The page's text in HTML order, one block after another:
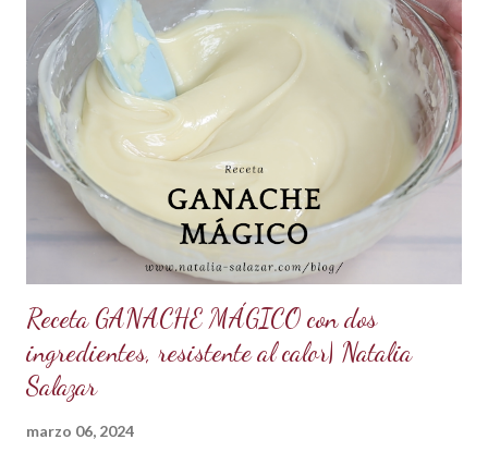
maíz o miel de Karo (1/2 taza). Y para climas cálidos usar
Glucosa, la misma cantidad. *7.5 ml de CMC o Tylose *2.5
ml de goma Xantana (Xanthan gum) *1 cucharada de 15 ml
de manteca blanca hidrogenada tipo Crisco o 10 gramos *75
ml de agua o 5 cucharadas de 15 ml *Esencia de almendras
o al gusto *5 ml de VINAGRE BLANCO (opcional, funciona
como preservante) *1 cucharadita de Glicerina ( usar solo si
el clima es ...
Receta GANACHE MÁGICO con dos
ingredientes, resistente al calor| Natalia
Salazar
marzo 06, 2024